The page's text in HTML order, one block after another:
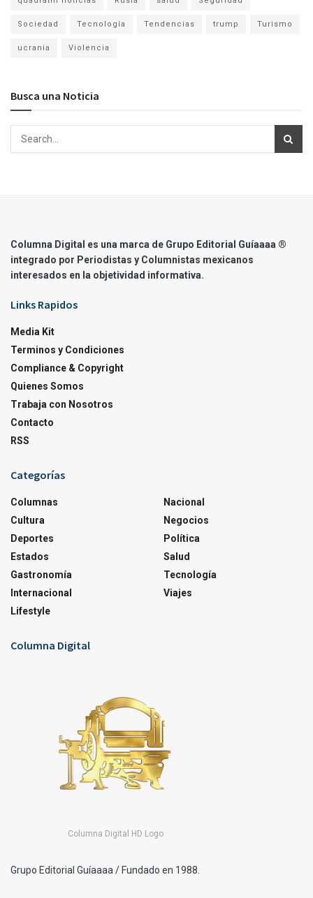
Sociedad Tecnología Tendencias trump Turismo
ucrania Violencia
Busca una Noticia
Columna Digital es una marca de Grupo Editorial Guíaaaa ®
integrado por Periodistas y Columnistas mexicanos
interesados en la objetividad informativa.
Links Rapidos
Media Kit
Terminos y Condiciones
Compliance & Copyright
Quienes Somos
Trabaja con Nosotros
Contacto
RSS
Categorías
Columnas
Cultura
Deportes
Estados
Gastronomía
Internacional
Lifestyle
Nacional
Negocios
Política
Salud
Tecnología
Viajes
Columna Digital
Columna Digital HD Logo
Grupo Editorial Guíaaaa / Fundado en 1988.